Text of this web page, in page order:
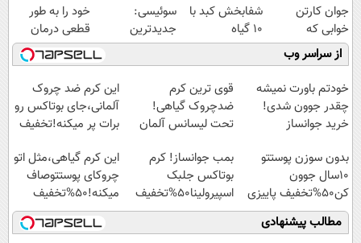
جوان کارتن
خوابی که
میلیاردر شد.
آموزش رایگان
شفابخش کبد با
10 گیاه
موثر(تخفیف تا
امشب)
سوئیسی:
جدیدترین
فناوری اروپا،
سبک و مقاوم |
پرداخت قسطی
خود را به طور
قطعی درمان
کنید!
◗پرسش‌نامه◖
از سراسر وب
خودتم باورت نمیشه
چقدر جوون شدی!
خرید جوانساز
ویژه
قوی ترین کرم
ضدچروک گیاهی!
تحت لیسانس آلمان
این کرم ضد چروک
آلمانی،جای بوتاکس رو
برات پر میکنه!تخفیف
بدون سوزن پوستتو
10سال جوون
کن50%تخفیف پاییزی
بمب جوانساز! کرم
بوتاکس جلبک
اسپیرولینا50%تخفیف
این کرم گیاهی،مثل اتو
چروکای پوستتوصاف
میکنه!50%تخفیف
مطالب پیشنهادی